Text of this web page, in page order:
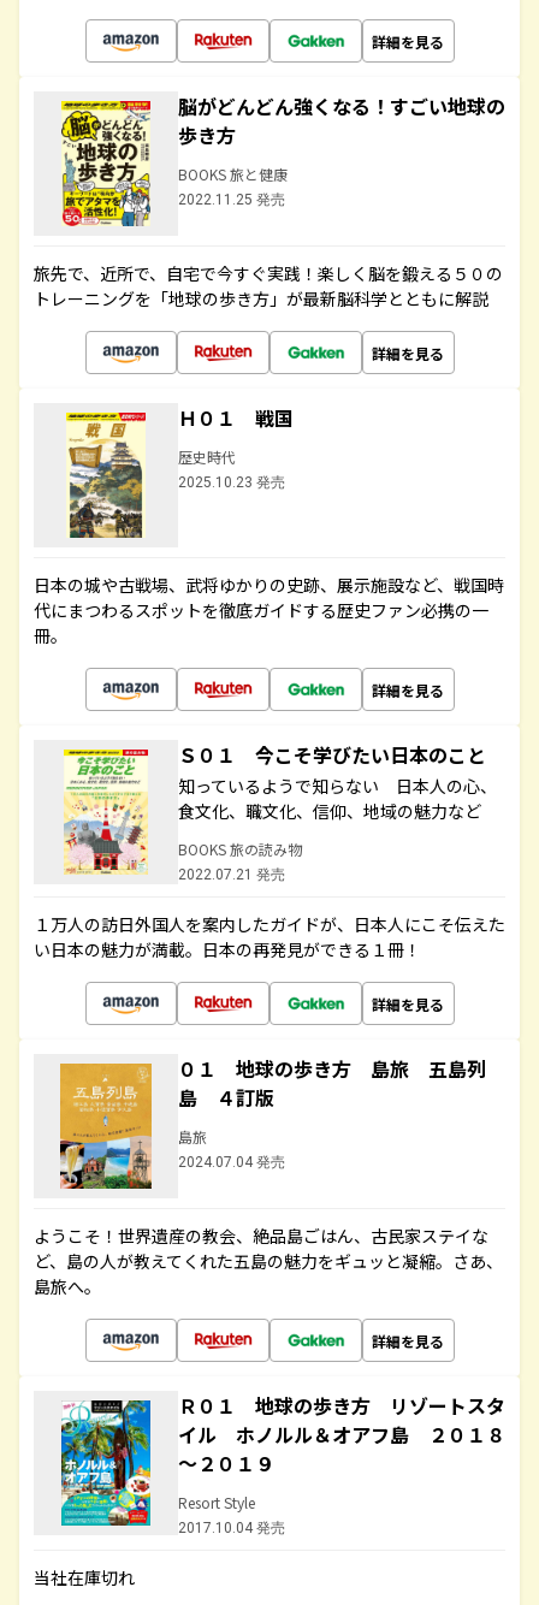
詳細を見る
脳がどんどん強くなる！すごい地球の
歩き方
BOOKS 旅と健康
2022.11.25 発売
旅先で、近所で、自宅で今すぐ実践！楽しく脳を鍛える５０の
トレーニングを「地球の歩き方」が最新脳科学とともに解説
詳細を見る
Ｈ０１ 戦国
歴史時代
2025.10.23 発売
日本の城や古戦場、武将ゆかりの史跡、展示施設など、戦国時
代にまつわるスポットを徹底ガイドする歴史ファン必携の一
冊。
詳細を見る
Ｓ０１ 今こそ学びたい日本のこと
知っているようで知らない 日本人の心、
食文化、職文化、信仰、地域の魅力など
BOOKS 旅の読み物
2022.07.21 発売
１万人の訪日外国人を案内したガイドが、日本人にこそ伝えた
い日本の魅力が満載。日本の再発見ができる１冊！
詳細を見る
０１ 地球の歩き方 島旅 五島列
島 ４訂版
島旅
2024.07.04 発売
ようこそ！世界遺産の教会、絶品島ごはん、古民家ステイな
ど、島の人が教えてくれた五島の魅力をギュッと凝縮。さあ、
島旅へ。
詳細を見る
Ｒ０１ 地球の歩き方 リゾートスタ
イル ホノルル＆オアフ島 ２０１８
～２０１９
Resort Style
2017.10.04 発売
当社在庫切れ